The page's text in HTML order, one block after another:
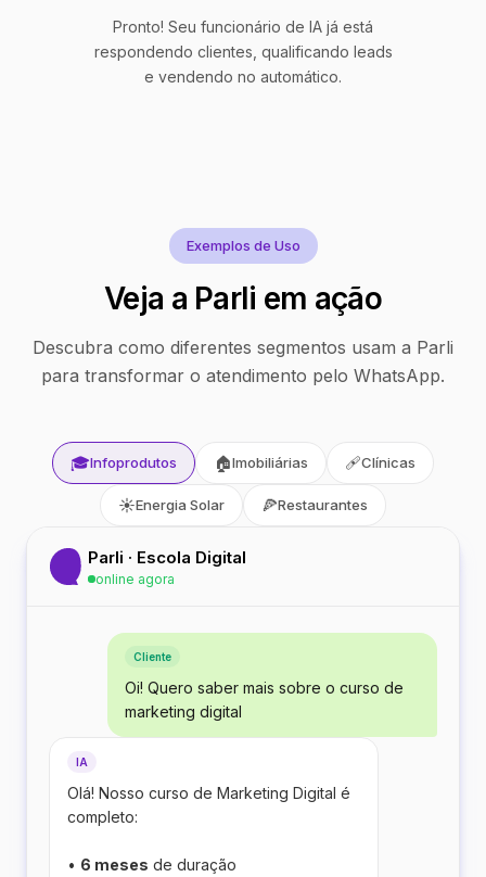
Pronto! Seu funcionário de IA já está
respondendo clientes, qualificando leads
e vendendo no automático.
Exemplos de Uso
Veja a Parli em ação
Descubra como diferentes segmentos usam a Parli
para transformar o atendimento pelo WhatsApp.
🎓Infoprodutos 🏠Imobiliárias 🩹Clínicas
☀️Energia Solar 🍕Restaurantes
Parli · Escola Digital
online agora
Cliente
Oi! Quero saber mais sobre o curso de
marketing digital
IA
Olá! Nosso curso de Marketing Digital é
completo:
• 6 meses de duração